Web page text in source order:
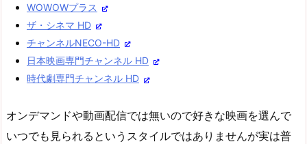
WOWOWプラス
ザ・シネマ HD
チャンネルNECO-HD
日本映画専門チャンネル HD
時代劇専門チャンネル HD
オンデマンドや動画配信では無いので好きな映画を選んで
いつでも見られるというスタイルではありませんが実は普